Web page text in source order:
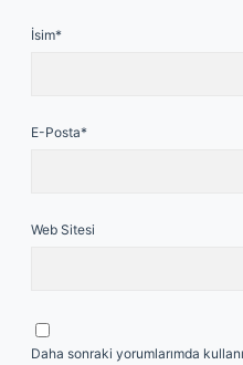
İsim*
E-Posta*
Web Sitesi
Daha sonraki yorumlarımda